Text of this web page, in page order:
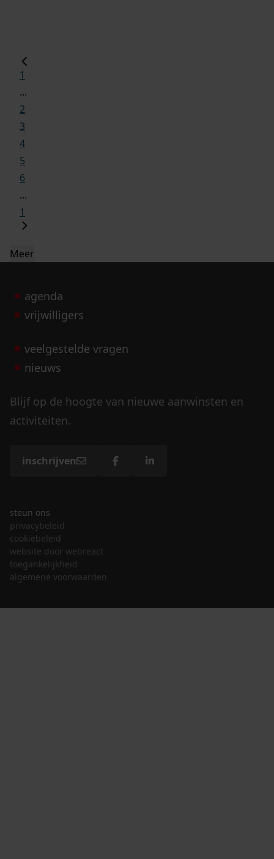
1
...
2
3
4
5
6
...
1
Meer
agenda
vrijwilligers
veelgestelde vragen
nieuws
Blijf op de hoogte van nieuwe aanwinsten en
activiteiten.
inschrijven
steun ons
privacybeleid
cookiebeleid
website door webreact
toegankelijkheid
algemene voorwaarden